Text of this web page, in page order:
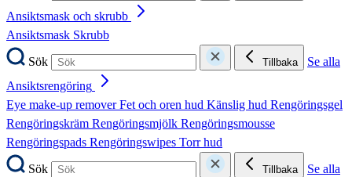
Ansiktsmask och skrubb
Ansiktsmask Skrubb
Sök
Tillbaka
Se alla
Ansiktsrengöring
Eye make-up removerFet och oren hud Känslig hud Rengöringsgel
Rengöringskräm Rengöringsmjölk Rengöringsmousse
Rengöringspads Rengöringswipes Torr hud
Sök
Tillbaka
Se alla